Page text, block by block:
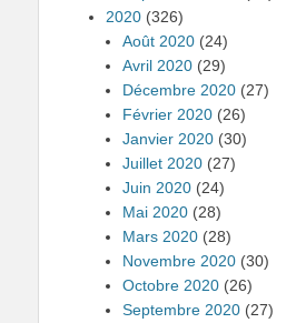
2020 (326)
Août 2020 (24)
Avril 2020 (29)
Décembre 2020 (27)
Février 2020 (26)
Janvier 2020 (30)
Juillet 2020 (27)
Juin 2020 (24)
Mai 2020 (28)
Mars 2020 (28)
Novembre 2020 (30)
Octobre 2020 (26)
Septembre 2020 (27)